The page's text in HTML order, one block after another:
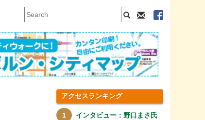
アクセスランキング
インタビュー：野口まさ氏